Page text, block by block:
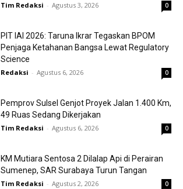
Tim Redaksi - Agustus 3, 2026 0
PIT IAI 2026: Taruna Ikrar Tegaskan BPOM
Penjaga Ketahanan Bangsa Lewat Regulatory
Science
Redaksi - Agustus 6, 2026 0
Pemprov Sulsel Genjot Proyek Jalan 1.400 Km,
49 Ruas Sedang Dikerjakan
Tim Redaksi - Agustus 6, 2026 0
KM Mutiara Sentosa 2 Dilalap Api di Perairan
Sumenep, SAR Surabaya Turun Tangan
Tim Redaksi - Agustus 2, 2026 0